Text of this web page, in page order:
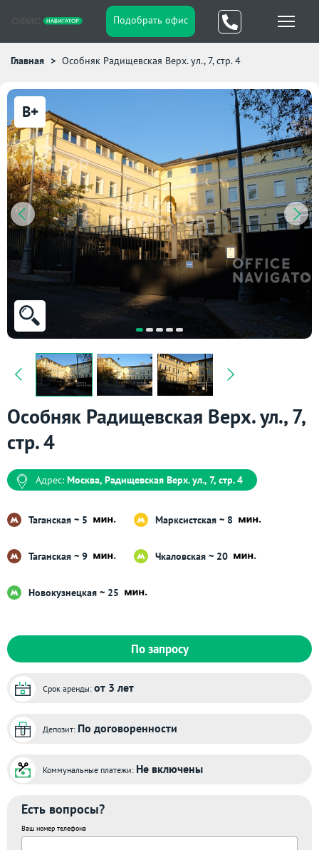
Подобрать офис
Главная Особняк Радищевская Верх. ул., 7, стр. 4
B+
Особняк Радищевская Верх. ул., 7,
стр. 4
Адрес: Москва, Радищевская Верх. ул., 7, стр. 4
Таганская ~ 5 Марксистская ~ 8
Таганская ~ 9 Чкаловская ~ 20
Новокузнецкая ~ 25
По запросу
Срок аренды: от 3 лет
Депозит: По договоренности
Коммунальные платежи: Не включены
Есть вопросы?
Ваш номер телефона